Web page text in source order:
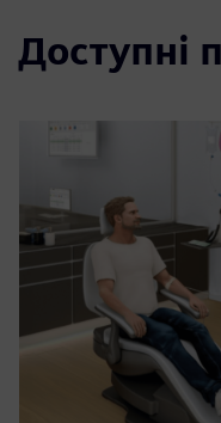
Доступні